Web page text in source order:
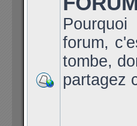
forum,
tombe,
partagez